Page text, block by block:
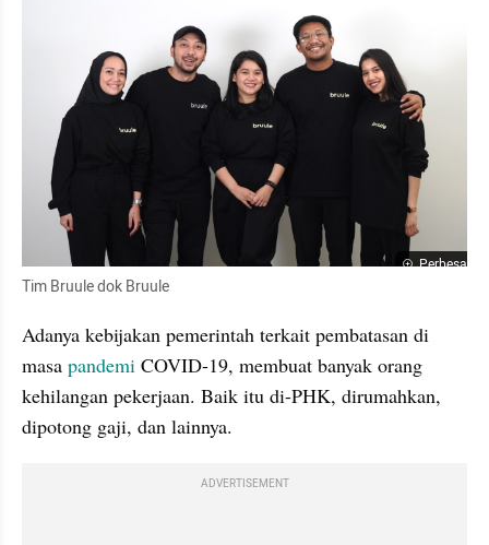
Perbesar
Tim Bruule dok Bruule
Adanya kebijakan pemerintah terkait pembatasan di
masa pandemi COVID-19, membuat banyak orang
kehilangan pekerjaan. Baik itu di-PHK, dirumahkan,
dipotong gaji, dan lainnya.
ADVERTISEMENT